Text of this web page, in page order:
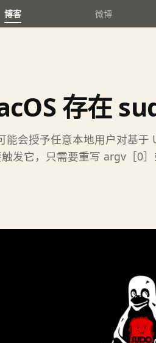
博客 微博
存在
会授予任意本地用户对基
发它，只需要重写 argv［0］